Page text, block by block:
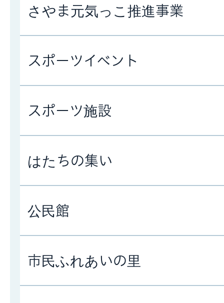
さやま元気っこ推進事業
スポーツイベント
スポーツ施設
はたちの集い
公民館
市民ふれあいの里